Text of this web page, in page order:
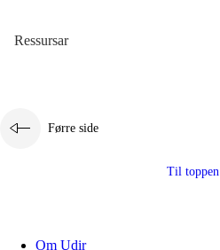
Ressursar
Førre side
Til toppen
Om Udir